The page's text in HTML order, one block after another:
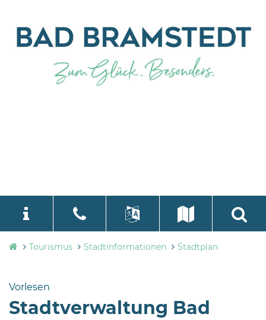
Tourismusbüro
Bramstedt
language
Tourismus Stadtinformationen Stadtplan
Vorlesen
Stadtverwaltung Bad